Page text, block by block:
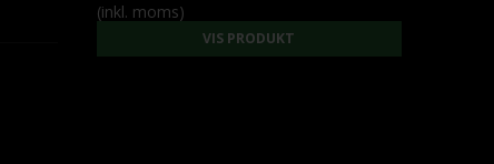
(inkl. moms)
VIS PRODUKT